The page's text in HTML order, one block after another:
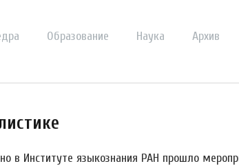
Образование Наука Архив
в Институте языкознания РАН прошло